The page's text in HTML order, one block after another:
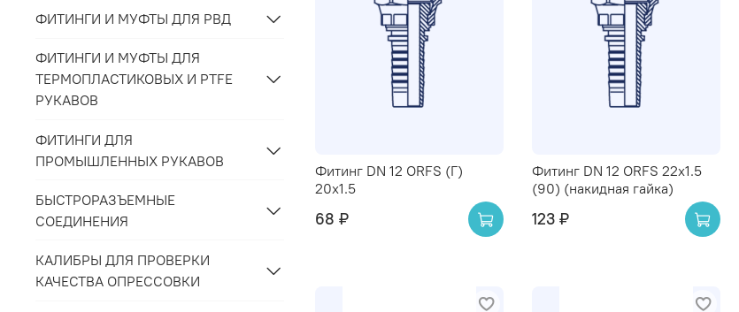
Фитинг DN 12 ORFS (Г)
20x1.5
68 ₽
Фитинг DN 12 ORFS 22x1.5
(90) (накидная гайка)
123 ₽
ФИТИНГИ И МУФТЫ ДЛЯ РВД
ФИТИНГИ И МУФТЫ ДЛЯ
ТЕРМОПЛАСТИКОВЫХ И PTFE
РУКАВОВ
ФИТИНГИ ДЛЯ
ПРОМЫШЛЕННЫХ РУКАВОВ
БЫСТРОРАЗЪЕМНЫЕ
СОЕДИНЕНИЯ
КАЛИБРЫ ДЛЯ ПРОВЕРКИ
КАЧЕСТВА ОПРЕССОВКИ